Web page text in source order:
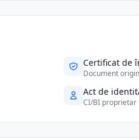
Certificat de
Document
Act de
CI/BI